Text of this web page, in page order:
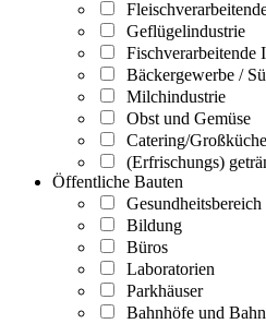
Geflügelindustrie
Fischverarbeitende
Bäckergewerbe /
Milchindustrie
Obst und Gemüse
Catering/Großküche
(Erfrischungs)
Öffentliche Bauten
Gesundheitsbereich
Bildung
Büros
Laboratorien
Parkhäuser
Bahnhöfe und